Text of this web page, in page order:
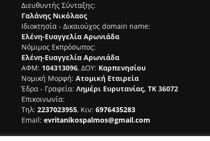
Διευθυντής Σύνταξης:
Γαλάνης Νικόλαος
Ιδιοκτησία - Δικαιούχος domain name:
Ελένη-Ευαγγελία Αρωνιάδα
Νόμιμος Εκπρόσωπος:
Ελένη-Ευαγγελία Αρωνιάδα
ΑΦΜ: 104313096, ΔΟΥ: Καρπενησίου
Νομική Μορφή: Ατομική Εταιρεία
Έδρα - Γραφεία: Λημέρι Ευρυτανίας, ΤΚ 36072
Επικοινωνία:
Τηλ: 2237023955, Κιν: 6976435283
Email: evritanikospalmos@gmail.com